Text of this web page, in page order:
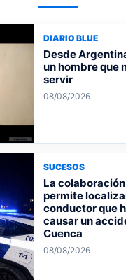
DIARIO BLUE
Desde
un hombre que
servir
08/08/2026
SUCESOS
La
permite
conductor que
causar un
Cuenca
08/08/2026